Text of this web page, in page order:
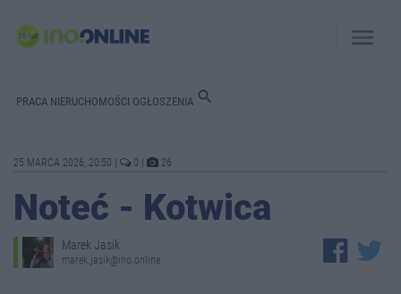
menu
PRACA NIERUCHOMOŚCI OGŁOSZENIA search
25 MARCA 2026, 20:50 0 26
Noteć - Kotwica
Marek Jasik
marek.jasik@ino.online